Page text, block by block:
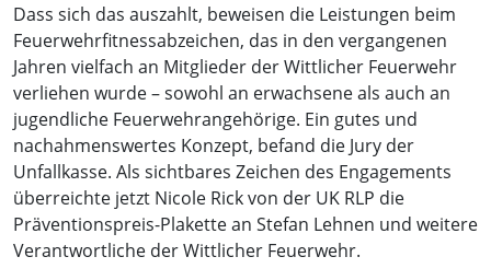
Dass sich das auszahlt, beweisen die Leistungen beim
Feuerwehrfitnessabzeichen, das in den vergangenen
Jahren vielfach an Mitglieder der Wittlicher Feuerwehr
verliehen wurde – sowohl an erwachsene als auch an
jugendliche Feuerwehrangehörige. Ein gutes und
nachahmenswertes Konzept, befand die Jury der
Unfallkasse. Als sichtbares Zeichen des Engagements
überreichte jetzt Nicole Rick von der UK RLP die
Präventionspreis-Plakette an Stefan Lehnen und weitere
Verantwortliche der Wittlicher Feuerwehr.